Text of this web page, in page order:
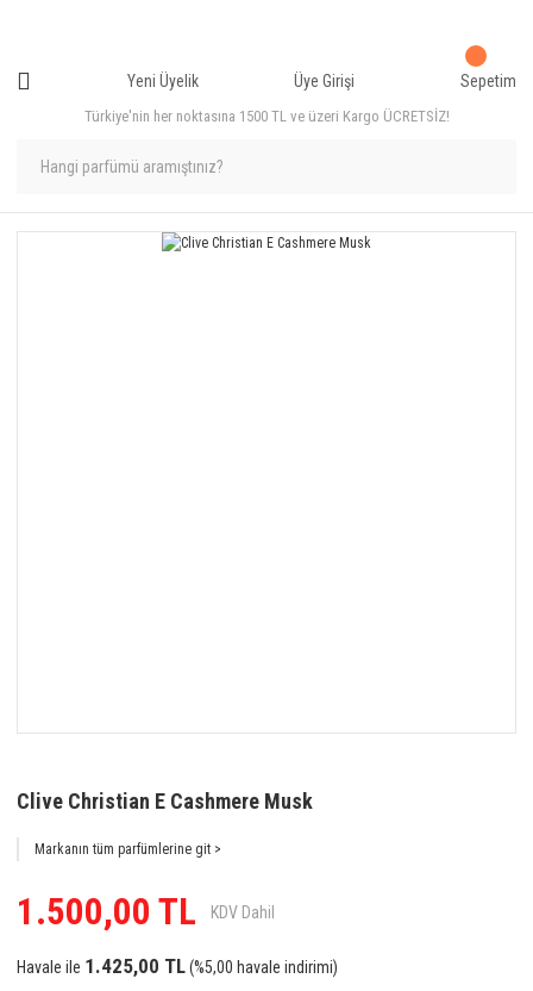
Türkiye'nin her noktasına 1500 TL ve üzeri Kargo ÜCRETSİZ!
Yeni Üyelik Üye Girişi Sepetim
Clive Christian E Cashmere Musk
Markanın tüm parfümlerine git >
1.500,00 TL KDV Dahil
Havale ile 1.425,00 TL(%5,00 havale indirimi)